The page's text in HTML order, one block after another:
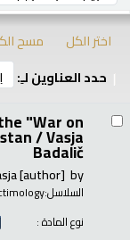
اختر الكل
مسح
حدد العناوين لـِ:
"War on
/Vasja
Badalič
by
[author]
السلاسل:
نوع المادة :